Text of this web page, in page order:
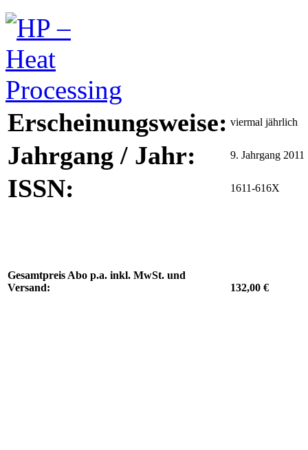
Erscheinungsweise: viermal jährlich
Jahrgang / Jahr: 9. Jahrgang 2011
ISSN: 1611-616X
Gesamtpreis Abo p.a. inkl. MwSt. und
Versand:
132,00 €